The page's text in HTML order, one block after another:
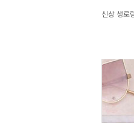
신상 생로